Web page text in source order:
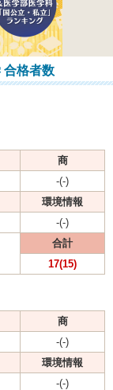
合格者数
商
-(-)
環境情報
-(-)
合計
17(15)
商
-(-)
環境情報
-(-)